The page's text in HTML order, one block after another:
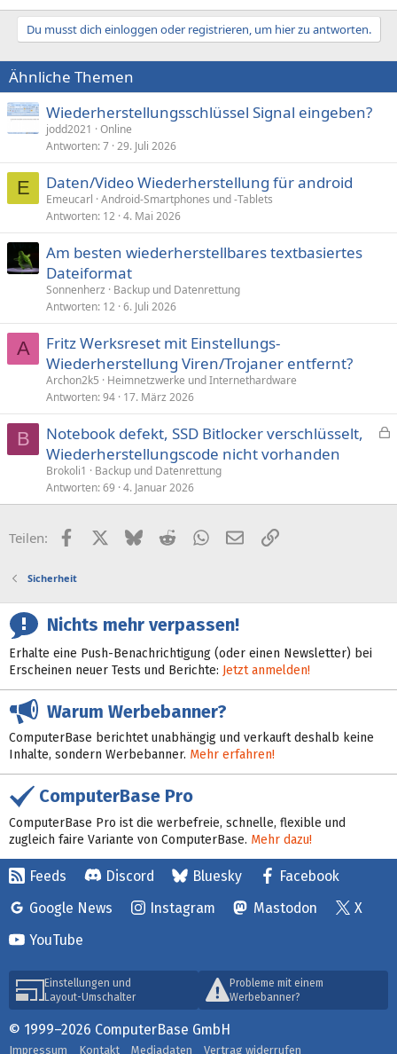
Du musst dich einloggen oder registrieren, um hier zu antworten.
Ähnliche Themen
Wiederherstellungsschlüssel Signal eingeben?
jodd2021
Online
Antworten 7 29. Juli 2026
E Daten/Video Wiederherstellung für android
Emeucarl Android-Smartphones und -Tablets
Antworten 12 4. Mai 2026
Am besten wiederherstellbares textbasiertes
Dateiformat
Sonnenherz
Backup und Datenrettung
Antworten 12 6. Juli 2026
A
Fritz Werksreset mit Einstellungs-
Wiederherstellung Viren/Trojaner entfernt?
Archon2k5
Heimnetzwerke und Internethardware
Antworten 94 17. März 2026
B
e
Notebook defekt, SSD Bitlocker verschlüsselt,
Wiederherstellungscode nicht vorhanden
Brokoli1
Backup und Datenrettung
Antworten 69 4. Januar 2026
Teilen: FacebookX (Twitter)
BlueskyRedditWhatsApp
E-MailLink
Sicherheit
Nichts mehr verpassen!
Erhalte eine Push-Benachrichtigung (oder einen Newsletter) bei
Erscheinen neuer Tests und Berichte: Jetzt anmelden!
Warum Werbebanner?
ComputerBase berichtet unabhängig und verkauft deshalb keine
Inhalte, sondern Werbebanner. Mehr erfahren!
ComputerBase Pro
ComputerBase Pro ist die werbefreie, schnelle, flexible und
zugleich faire Variante von ComputerBase. Mehr dazu!
Feeds Discord Bluesky
Facebook
Google News
Instagram Mastodon
X
YouTube
Einstellungen und
Layout-Umschalter
Probleme mit einem
Werbebanner?
© 1999–2026 ComputerBase GmbH
Impressum Kontakt Mediadaten Vertrag widerrufen